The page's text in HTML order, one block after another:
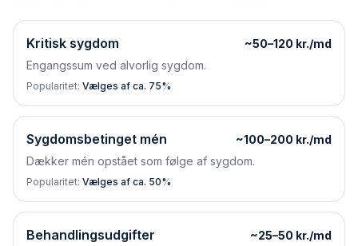
Kritisk sygdom
~50–120 kr./md
Engangssum ved alvorlig sygdom.
Popularitet: Vælges af ca. 75%
Sygdomsbetinget mén
~100–200 kr./md
Dækker mén opstået som følge af sygdom.
Popularitet: Vælges af ca. 50%
Behandlingsudgifter
~25–50 kr./md